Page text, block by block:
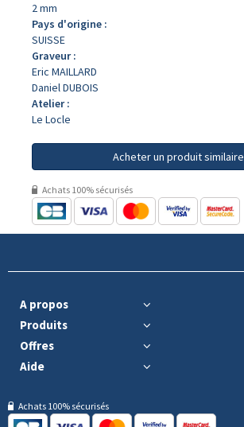
2 mm
Pays d'origine :
SUISSE
Graveur :
Eric MAILLARD
Daniel DUBOIS
Atelier :
Le Locle
Acheter un produit similaire
Achats 100% sécurisés
A propos
Produits
Offres
Aide
Achats 100% sécurisés